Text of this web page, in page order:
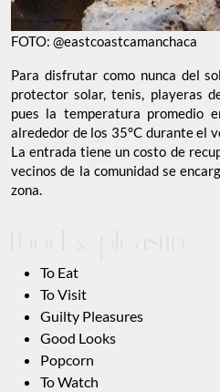
FOTO: @eastcoastcamanchaca
Para disfrutar como nunca del
protector solar, tenis, playeras
pues la temperatura promedio
alrededor de los 35°C durante el
La entrada tiene un costo de
vecinos de la comunidad se
zona.
To Eat
To Visit
Guilty Pleasures
Good Looks
Popcorn
To Watch